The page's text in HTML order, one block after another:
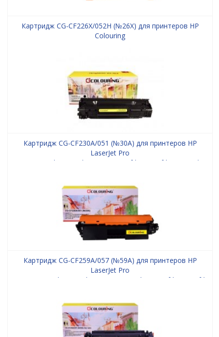
Картридж CG-CF226X/052H (№26X) для принтеров HP
Colouring
Картридж CG-CF230A/051 (№30A) для принтеров HP
LaserJet Pro
M203/M203dn/M203dw/M227/M227fdn/M227fdn/M227sdn/
Картридж CG-CF259A/057 (№59A) для принтеров HP
LaserJet Pro
M304a/M404dn/M404dw/M404n/M428dw/M428fdn/M428fdw/
без чипа 3000 копий Colouring